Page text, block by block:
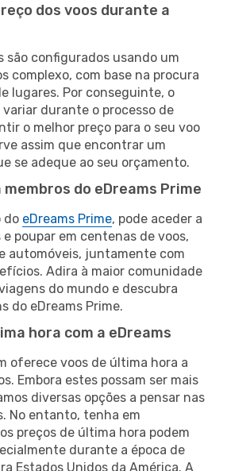
dos voos durante a
são configurados usando um
complexo, com base na procura
lugares. Por conseguinte, o
durante o processo de
o melhor preço para o seu voo
assim que encontrar um
se adeque ao seu orçamento.
do eDreams Prime
do eDreams Prime, pode aceder a
poupar em centenas de voos,
automóveis, juntamente com
Adira à maior comunidade
do mundo e descubra
do eDreams Prime.
hora com a eDreams
oferece voos de última hora a
Embora estes possam ser mais
diversas opções a pensar nas
No entanto, tenha em
preços de última hora podem
durante a época de
Estados Unidos da América. A